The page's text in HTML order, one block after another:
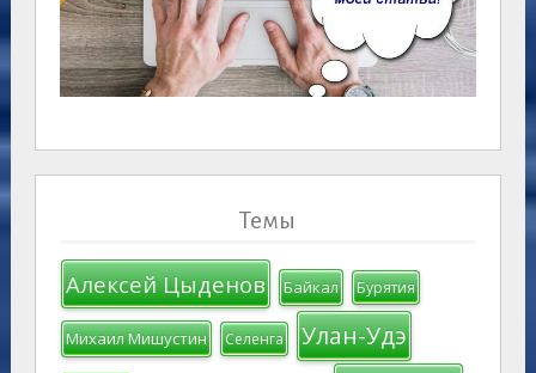
Темы
Алексей Цыденов Байкал Бурятия
Михаил Мишустин Селенга Улан-Удэ